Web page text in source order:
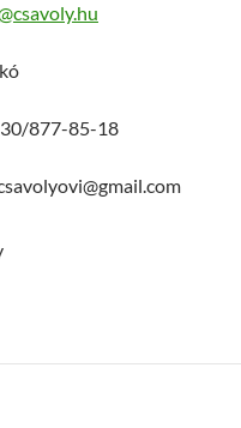
877-85-18